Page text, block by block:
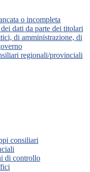
o incompleta
dati da parte dei titolari
di amministrazione, di
regionali/provinciali
consiliari
di controllo